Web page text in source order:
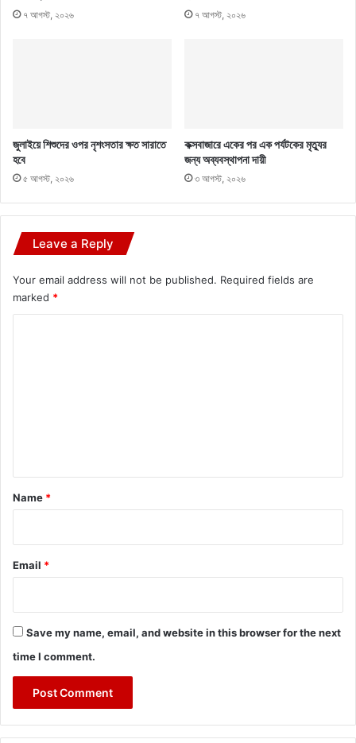
৭ আগস্ট, ২০২৬ ৭ আগস্ট, ২০২৬
জুলাইয়ে শিশুদের ওপর নৃশংসতার ক্ষত সারাতে
হবে
৫ আগস্ট, ২০২৬
কক্সবাজারে একের পর এক পর্যটকের মৃত্যুর
জন্য অব্যবস্থাপনা দায়ী
৩ আগস্ট, ২০২৬
Leave a Reply
Your email address will not be published. Required fields are
marked *
*
Name *
Email *
Save my name, email, and website in this browser for the next
time I comment.